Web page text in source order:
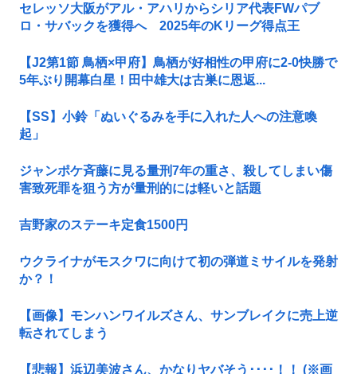
セレッソ大阪がアル・アハリからシリア代表FWパブ
ロ・サバックを獲得へ 2025年のKリーグ得点王
【J2第1節 鳥栖×甲府】鳥栖が好相性の甲府に2-0快勝で
5年ぶり開幕白星！田中雄大は古巣に恩返...
【SS】小鈴「ぬいぐるみを手に入れた人への注意喚
起」
ジャンポケ斉藤に見る量刑7年の重さ、殺してしまい傷
害致死罪を狙う方が量刑的には軽いと話題
吉野家のステーキ定食1500円
ウクライナがモスクワに向けて初の弾道ミサイルを発射
か？！
【画像】モンハンワイルズさん、サンブレイクに売上逆
転されてしまう
【悲報】浜辺美波さん、かなりヤバそう････！！ (※画